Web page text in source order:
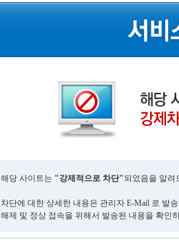
해당 사이트는 "강제적으로 차단"되었음을 알려
차단에 대한 상세한 내용은 관리자 E-Mail 로 발
해제 및 정상 접속을 위해서 발송된 내용을 확인